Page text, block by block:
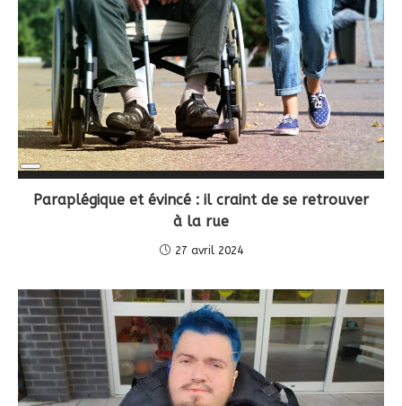
Long
Paraplégique et évincé : il craint de se retrouver
à la rue
27 avril 2024